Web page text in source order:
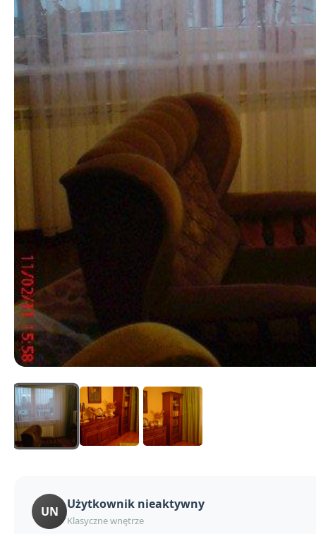
UN Użytkownik nieaktywny
Klasyczne wnętrze